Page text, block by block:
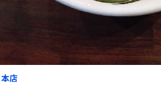
店